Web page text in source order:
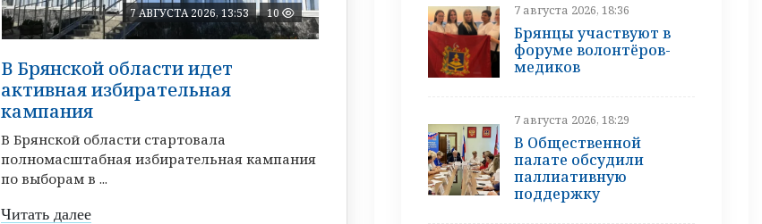
7 АВГУСТА 2026, 13:53 10
В Брянской области идет
активная избирательная
кампания
В Брянской области стартовала
полномасштабная избирательная кампания
по выборам в ...
Читать далее
7 августа 2026, 18:36
Брянцы участвуют в
форуме волонтёров-
медиков
7 августа 2026, 18:29
В Общественной
палате обсудили
паллиативную
поддержку